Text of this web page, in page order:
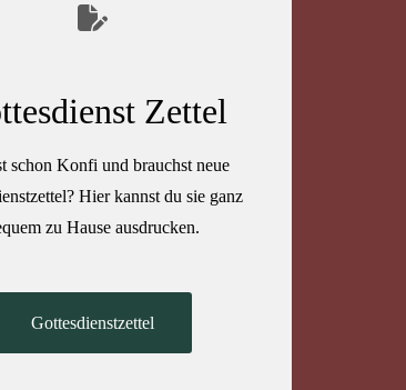
Zettel
schon Konfi und brauchst neue
Hier kannst du sie ganz
zu Hause ausdrucken.
Gottesdienstzettel